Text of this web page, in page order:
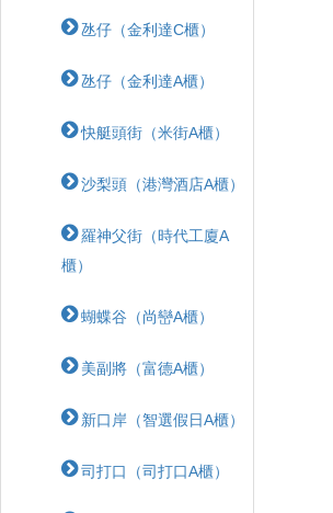
氹仔（金利達C櫃）
氹仔（金利達A櫃）
快艇頭街（米街A櫃）
沙梨頭（港灣酒店A櫃）
羅神父街（時代工廈A
櫃）
蝴蝶⾕（尚巒A櫃）
美副將（富德A櫃）
新口岸（智選假日A櫃）
司打口（司打口A櫃）